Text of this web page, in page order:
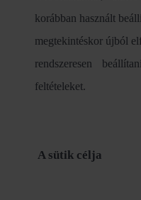
korábban használt
megtekintéskor újból
rendszeresen
feltételeket.
A sütik célja